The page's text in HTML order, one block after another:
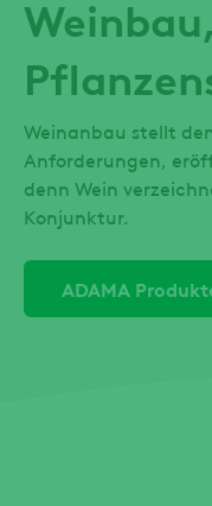
Weinbau,
Weinanbau stellt
Anforderungen,
denn Wein
Konjunktur.
ADAMA